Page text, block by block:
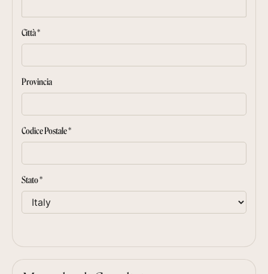
Città *
Provincia
Codice Postale *
Stato *